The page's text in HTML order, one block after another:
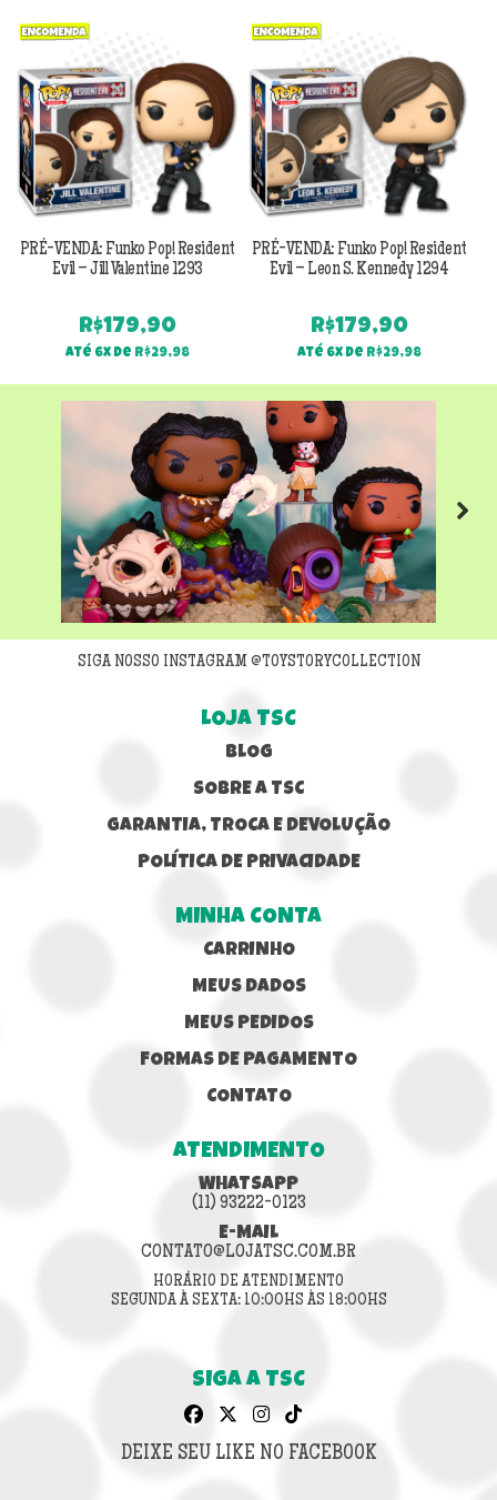
PRÉ-VENDA: Funko Pop! Resident
Evil – Jill Valentine 1293
R$179,90
Até 6x de R$29,98
PRÉ-VENDA: Funko Pop! Resident
Evil – Leon S. Kennedy 1294
R$179,90
Até 6x de R$29,98
Next
SIGA NOSSO INSTAGRAM @TOYSTORYCOLLECTION
LOJA TSC
BLOG
SOBRE A TSC
GARANTIA, TROCA E DEVOLUÇÃO
POLÍTICA DE PRIVACIDADE
MINHA CONTA
CARRINHO
MEUS DADOS
MEUS PEDIDOS
FORMAS DE PAGAMENTO
CONTATO
ATENDIMENTO
WHATSAPP
(11) 93222-0123
E-MAIL
CONTATO@LOJATSC.COM.BR
HORÁRIO DE ATENDIMENTO
SEGUNDA À SEXTA: 10:00HS ÀS 18:00HS
SIGA A TSC
DEIXE SEU LIKE NO FACEBOOK